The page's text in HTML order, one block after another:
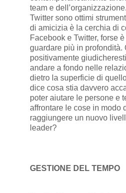
team e
Twitter sono ottimi
di amicizia è la cerchia di
Facebook e Twitter, forse
guardare più in profondità.
positivamente
andare a fondo nelle
dietro la superficie di
dice cosa stia davvero
poter aiutare le persone e
affrontare le cose in modo
raggiungere un nuovo
leader?
GESTIONE DEL TEMPO